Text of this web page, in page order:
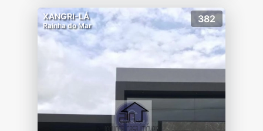
XANGRI-LÁ
Rainha do Mar
382